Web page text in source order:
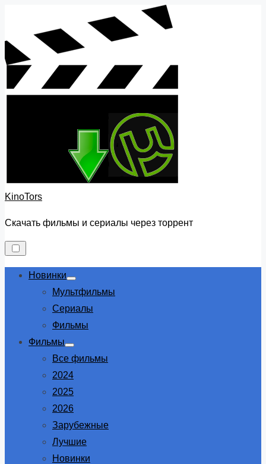
content
KinoTors
Скачать фильмы и сериалы через торрент
Новинки
Show
sub
Мультфильмы
Сериалы
Фильмы
Фильмы
Show
sub
Все фильмы
2024
2025
2026
Зарубежные
Лучшие
Новинки